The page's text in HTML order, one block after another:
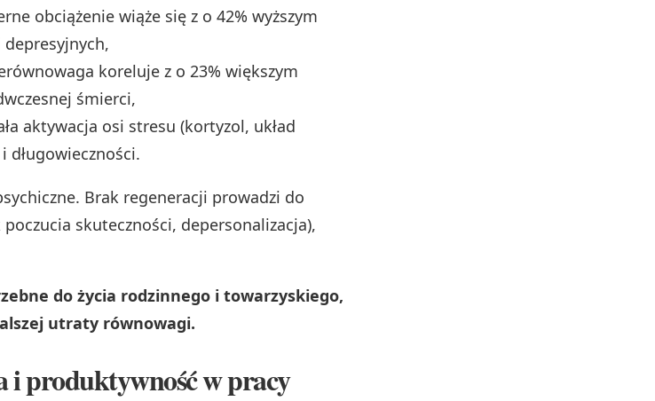
obciążenie wiąże się z o 42% wyższym
koreluje z o 23% większym
śmierci,
aktywacja osi stresu (kortyzol, układ
długowieczności.
Brak regeneracji prowadzi do
skuteczności, depersonalizacja),
do życia rodzinnego i towarzyskiego,
utraty równowagi.
i produktywność w pracy